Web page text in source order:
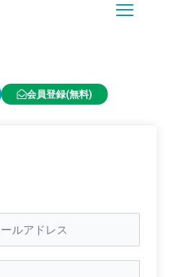
会員登録(無料)